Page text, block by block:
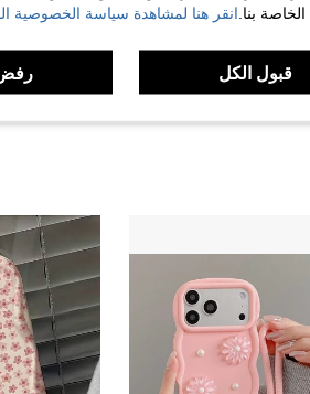
بنا. انقر هنا لمشاهدة سياسة الخصوصية
قبول الكل